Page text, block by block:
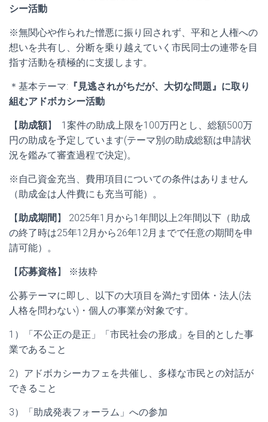
シー活動
※無関心や作られた憎悪に振り回されず、平和と人権への
想いを共有し、分断を乗り越えていく市民同士の連帯を目
指す活動を積極的に支援します。
＊基本テーマ: 『見逃されがちだが、大切な問題』に取り
組むアドボカシー活動
【助成額】 1案件の助成上限を100万円とし、総額500万
円の助成を予定しています(テーマ別の助成総額は申請状
況を鑑みて審査過程で決定)。
※自己資金充当、費用項目についての条件はありません
（助成金は人件費にも充当可能）。
【助成期間 】 2025年1月から1年間以上2年間以下（助成
の終了時は25年12月から26年12月までで任意の期間を申
請可能）。
【応募資格】 ※抜粋
公募テーマに即し、以下の大項目を満たす団体・法人(法
人格を問わない)・個人の事業が対象です。
1）「不公正の是正」「市民社会の形成」を目的とした事
業であること
2）アドボカシーカフェを共催し、多様な市民との対話が
できること
3）「助成発表フォーラム」への参加